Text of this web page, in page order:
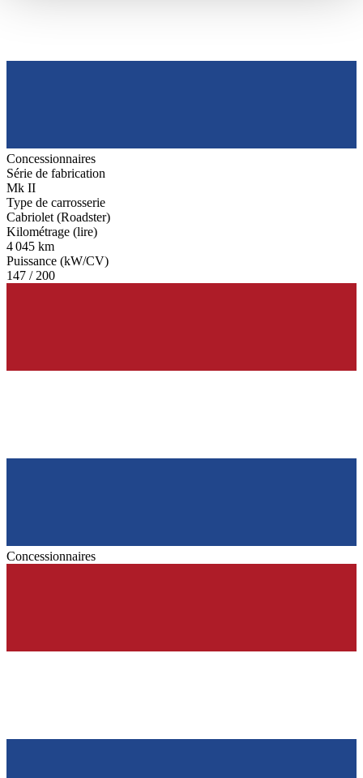
Concessionnaires
Série de fabrication
Mk II
Type de carrosserie
Cabriolet (Roadster)
Kilométrage (lire)
4 045 km
Puissance (kW/CV)
147 / 200
Concessionnaires